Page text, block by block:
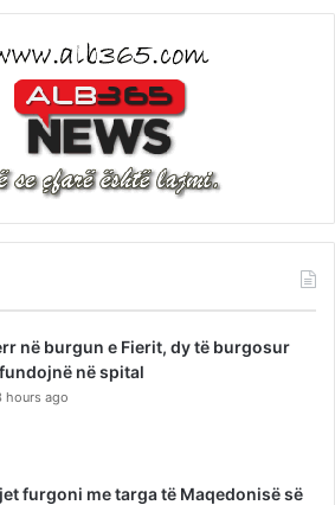
në burgun e Fierit, dy të burgosur
në spital
hours ago
furgoni me targa të Maqedonisë së